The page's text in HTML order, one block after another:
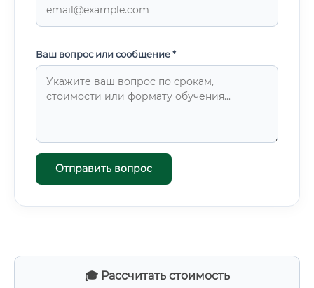
🎓 Рассчитать стоимость
Ваш вопрос или сообщение *
Отправить вопрос